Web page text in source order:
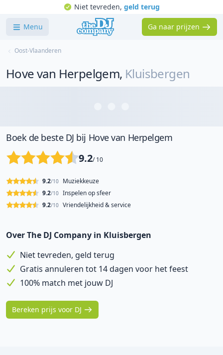
Niet tevreden, geld terug
Menu Ga naar prijzen
Oost-Vlaanderen
Hove van Herpelgem, Kluisbergen
Boek de beste DJ bij Hove van Herpelgem
9.2/ 10
Muziekkeuze
9.2/10
Inspelen op sfeer
9.2/10
Vriendelijkheid & service
9.2/10
Over The DJ Company in Kluisbergen
Niet tevreden, geld terug
Gratis annuleren tot 14 dagen voor het feest
100% match met jouw DJ
Bereken prijs voor DJ